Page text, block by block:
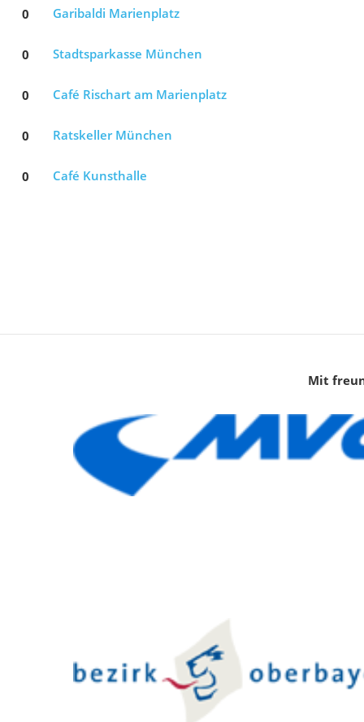
0 Garibaldi Marienplatz
0 Stadtsparkasse München
0 Café Rischart am Marienplatz
0 Ratskeller München
0 Café Kunsthalle
Mit